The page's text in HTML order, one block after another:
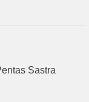
Sastra